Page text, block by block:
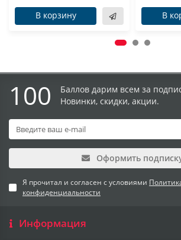
В корзину В
100
Баллов дарим всем за
Новинки, скидки, акции.
Оформить
Я прочитал и согласен с условиями
конфиденциальности
Информация